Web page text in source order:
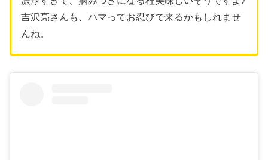
吉沢亮さんも、ハマってお忍びで来るかもしれませ
んね。